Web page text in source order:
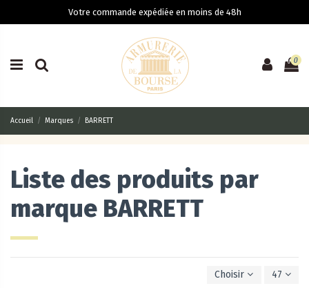
Votre commande expédiée en moins de 48h
0
Accueil Marques BARRETT
Liste des produits par
marque BARRETT
Choisir 47